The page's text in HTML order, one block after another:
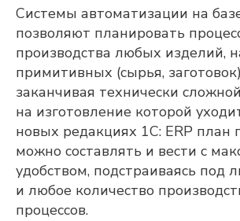
Системы автоматизации на
позволяют планировать
производства любых изделий,
примитивных (сырья,
заканчивая технически
на изготовление которой
новых редакциях 1С: ERP план
можно составлять и вести с
удобством, подстраиваясь под
и любое количество
процессов.